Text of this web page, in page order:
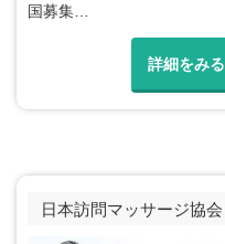
国募集…
詳細をみる
日本訪問マッサージ協会